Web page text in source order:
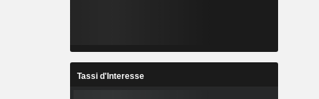
Tassi d'Interesse